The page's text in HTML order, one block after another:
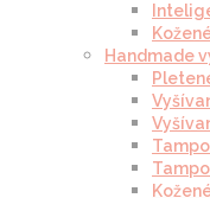
Handmade